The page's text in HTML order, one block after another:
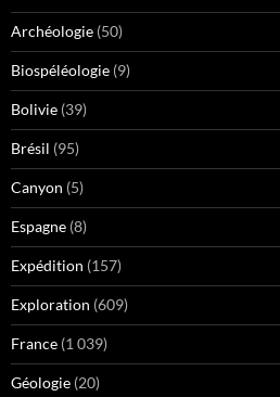
Archéologie (50)
Biospéléologie (9)
Bolivie (39)
Brésil (95)
Canyon (5)
Espagne (8)
Expédition (157)
Exploration (609)
France (1 039)
Géologie (20)